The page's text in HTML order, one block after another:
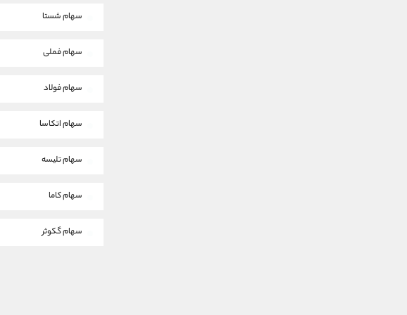
سهام شستا
سهام فملی
سهام فولاد
سهام اتکاسا
سهام تلیسه
سهام کاما
سهام گکوثر